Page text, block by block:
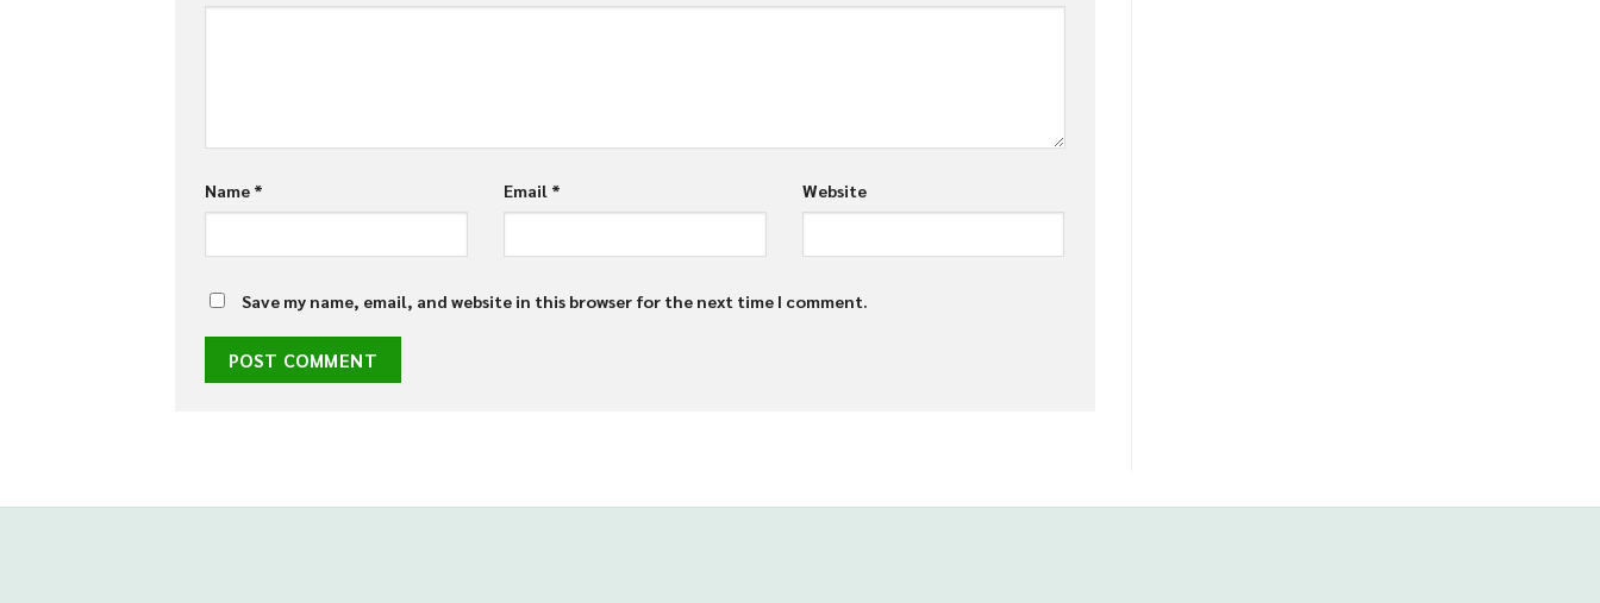
Name * Email * Website
Save my name, email, and website in this browser for the next time I comment.